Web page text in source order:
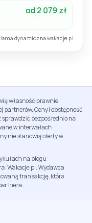
od 2 079 zł
dynamiczna wakacje.pl
własność prawnie
partnerów. Ceny i dostępność
bezpośrednio na
w interwałach
nie stanowią oferty w
na blogu
Wakacje.pl. Wydawca
transakcję, która